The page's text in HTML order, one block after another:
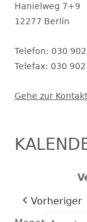
Hanielweg 7+9
12277 Berlin
Telefon: 030
Telefax: 030
Gehe zur
Vorheriger